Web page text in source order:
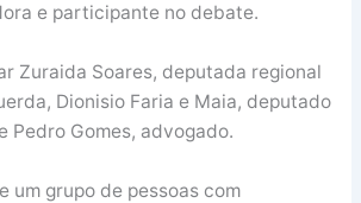
e participante no debate.
Zuraida Soares, deputada regional
Dionisio Faria e Maia, deputado
Pedro Gomes, advogado.
um grupo de pessoas com